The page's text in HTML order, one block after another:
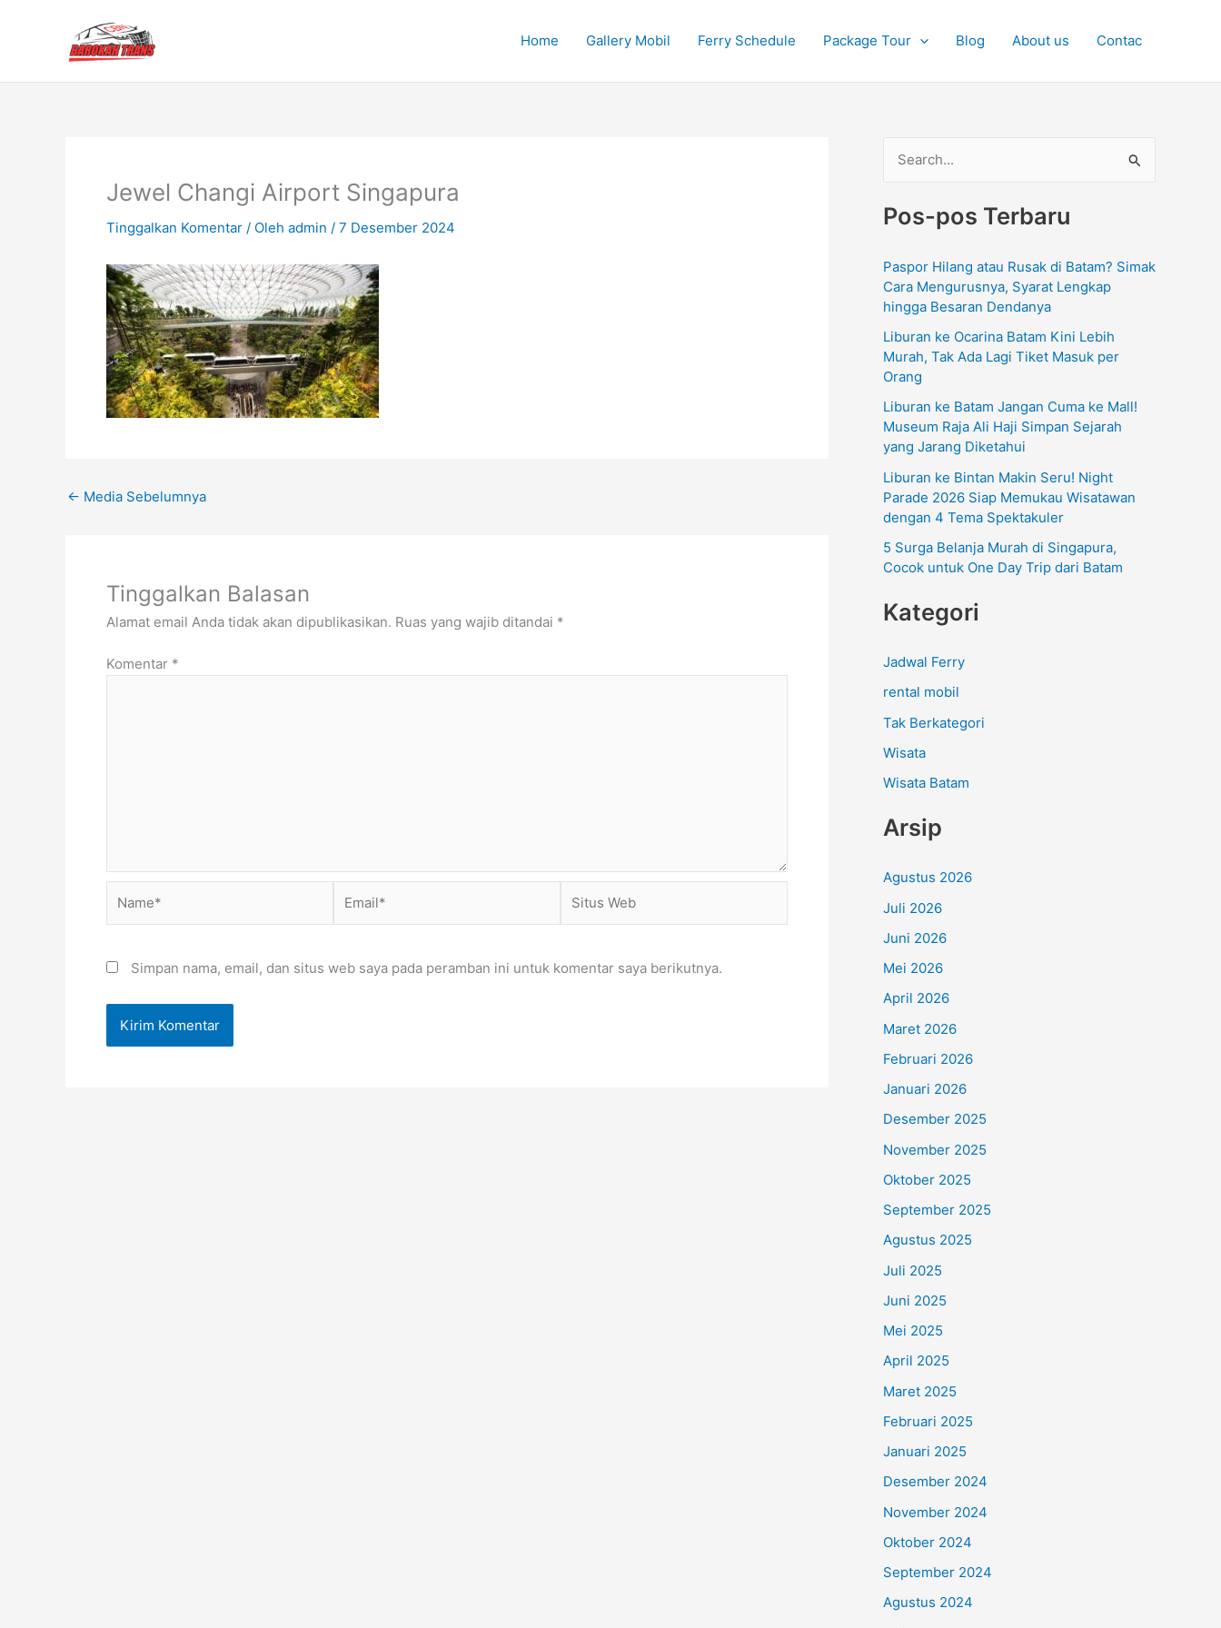
Home Gallery Mobil Ferry Schedule Package Tour Blog About us Contac
Jewel Changi Airport Singapura
Tinggalkan Komentar / Oleh admin / 7 Desember 2024
← Media Sebelumnya
Tinggalkan Balasan
Alamat email Anda tidak akan dipublikasikan. Ruas yang wajib ditandai *
Komentar *
Web
Simpan nama, email, dan situs web saya pada peramban ini untuk komentar saya berikutnya.
u
n
u
k
:
Pos-pos Terbaru
Paspor Hilang atau Rusak di Batam? Simak
Cara Mengurusnya, Syarat Lengkap
hingga Besaran Dendanya
Liburan ke Ocarina Batam Kini Lebih
Murah, Tak Ada Lagi Tiket Masuk per
Orang
Liburan ke Batam Jangan Cuma ke Mall!
Museum Raja Ali Haji Simpan Sejarah
yang Jarang Diketahui
Liburan ke Bintan Makin Seru! Night
Parade 2026 Siap Memukau Wisatawan
dengan 4 Tema Spektakuler
5 Surga Belanja Murah di Singapura,
Cocok untuk One Day Trip dari Batam
Kategori
Jadwal Ferry
rental mobil
Tak Berkategori
Wisata
Wisata Batam
Arsip
Agustus 2026
Juli 2026
Juni 2026
Mei 2026
April 2026
Maret 2026
Februari 2026
Januari 2026
Desember 2025
November 2025
Oktober 2025
September 2025
Agustus 2025
Juli 2025
Juni 2025
Mei 2025
April 2025
Maret 2025
Februari 2025
Januari 2025
Desember 2024
November 2024
Oktober 2024
September 2024
Agustus 2024